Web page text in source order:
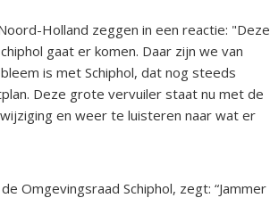
Holland zeggen in een reactie: "Deze
gaat er komen. Daar zijn we van
is met Schiphol, dat nog steeds
Deze grote vervuiler staat nu met de
en weer te luisteren naar wat er
Omgevingsraad Schiphol, zegt: “Jammer